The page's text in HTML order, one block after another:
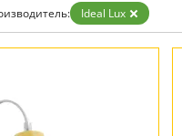
Ideal Lux